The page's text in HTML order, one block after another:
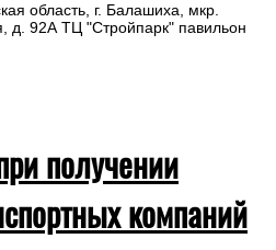
область, г. Балашиха, мкр.
д. 92А ТЦ "Стройпарк" павильон
получении
компаний